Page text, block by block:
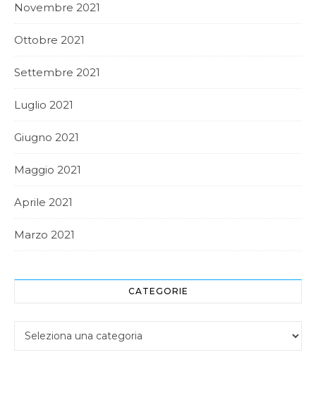
Novembre 2021
Ottobre 2021
Settembre 2021
Luglio 2021
Giugno 2021
Maggio 2021
Aprile 2021
Marzo 2021
CATEGORIE
Categorie